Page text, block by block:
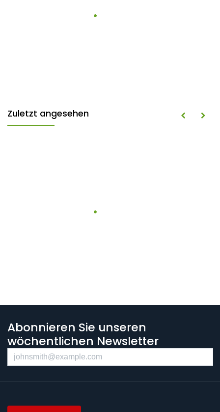
Zuletzt angesehen
Abonnieren Sie unseren
wöchentlichen Newsletter